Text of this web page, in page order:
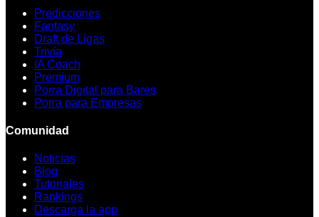
Predicciones
Fantasy
Draft de Ligas
Trivia
IA Coach
Premium
Porra Digital para Bares
Porra para Empresas
Comunidad
Noticias
Blog
Tutoriales
Rankings
Descarga la app